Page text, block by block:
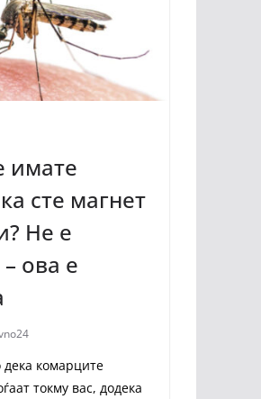
имате
сте магнет
Не е
– ова е
дека комарците
токму вас, додека